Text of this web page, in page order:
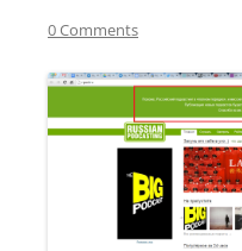
0 Comments